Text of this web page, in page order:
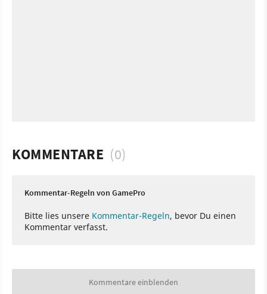
KOMMENTARE (0)
Kommentar-Regeln von GamePro
Bitte lies unsere Kommentar-Regeln, bevor Du einen
Kommentar verfasst.
Kommentare einblenden